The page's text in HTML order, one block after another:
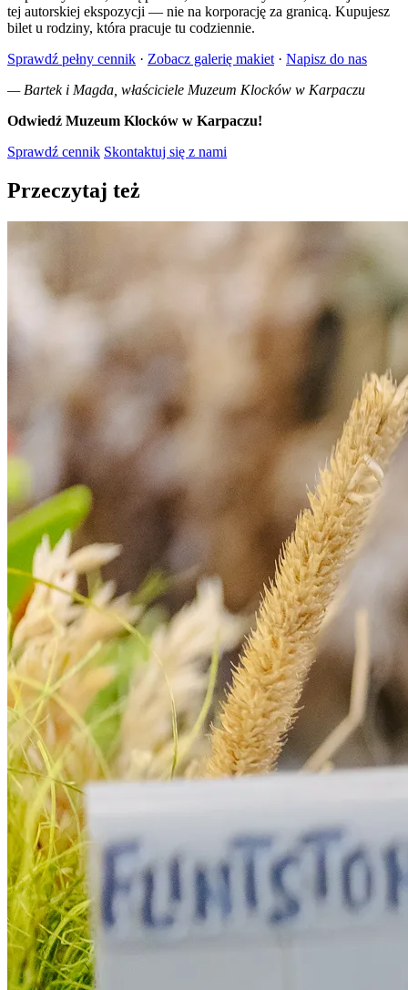
tej autorskiej ekspozycji — nie na korporację za granicą. Kupujesz
bilet u rodziny, która pracuje tu codziennie.
Sprawdź pełny cennik · Zobacz galerię makiet· Napisz do nas
— Bartek i Magda, właściciele Muzeum Klocków w Karpaczu
Odwiedź Muzeum Klocków w Karpaczu!
Sprawdź cennik Skontaktuj się z nami
Przeczytaj też